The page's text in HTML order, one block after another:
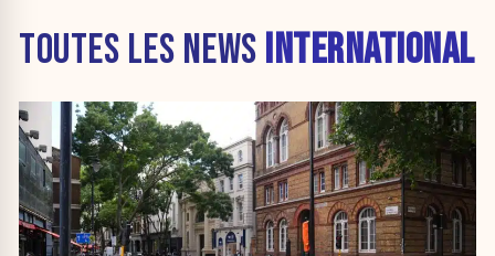
TOUTES LES NEWS INTERNATIONAL